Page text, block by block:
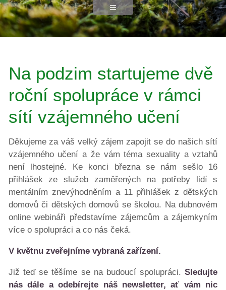
Na podzim startujeme dvě
roční spolupráce v rámci
sítí vzájemného učení
Děkujeme za váš velký zájem zapojit se do našich sítí
vzájemného učení a že vám téma sexuality a vztahů
není lhostejné. Ke konci března se nám sešlo 16
přihlášek ze služeb zaměřených na potřeby lidí s
mentálním znevýhodněním a 11 přihlášek z dětských
domovů či dětských domovů se školou. Na dubnovém
online webináři představíme zájemcům a zájemkyním
více o spolupráci a co nás čeká.
V květnu zveřejníme vybraná zařízení.
Již teď se těšíme se na budoucí spolupráci.Sledujte
nás dále a odebírejte náš newsletter, ať vám nic